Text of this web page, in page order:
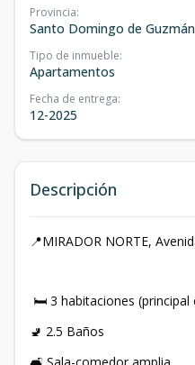
Provincia:
Santo Domingo de Guzmán
Tipo de inmueble:
Apartamentos
Fecha de entrega:
12-2025
Descripción
📍MIRADOR NORTE,
🛏️ 3 habitaciones (principal
🚽 2.5 Baños